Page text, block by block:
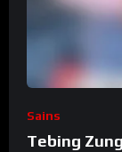
Sains
Tebing